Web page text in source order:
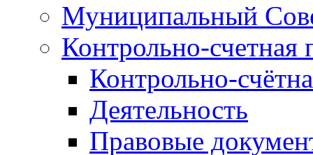
Муниципальный
Контрольно-счетная
Контрольно-
Деятельность
Правовые